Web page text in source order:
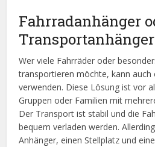
Fahrradanhänger
Transportanhänger
Wer viele Fahrräder oder
transportieren möchte, kann auch
verwenden. Diese Lösung ist vor
Gruppen oder Familien mit
Der Transport ist stabil und die
bequem verladen werden.
Anhänger, einen Stellplatz und